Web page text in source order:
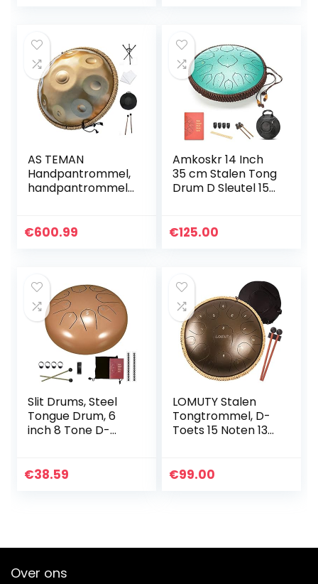
Zazen Meditatie
AS TEMAN
Handpantrommel,
handpantrommel,
handtrommel met
handpan-
standaard,
stofvrije doek,
goud (440 Hz,
goud)
€600.99
Amkoskr 14 Inch
35 cm Stalen Tong
Drum D Sleutel 15
Pan Drum Met
€125.00
Slit Drums, Steel
Tongue Drum, 6
inch 8 Tone D-
Drumsticks, Tas,
€38.59
LOMUTY Stalen
Tongtrommel, D-
Toets 15 Noten 13
Percussie-
(Bronzen)
€99.00
Over ons